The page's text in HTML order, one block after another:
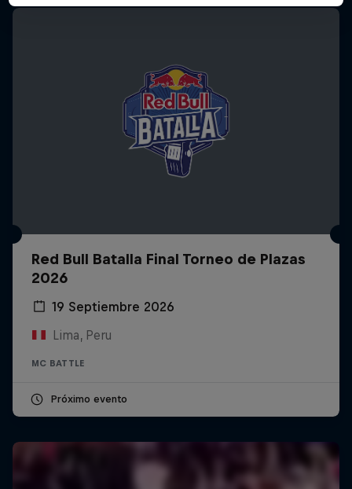
Red Bull Batalla Final Torneo de Plazas
2026
19 Septiembre 2026
Lima, Peru
MC BATTLE
Próximo evento